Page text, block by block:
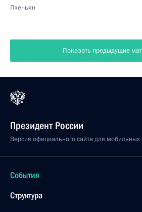
Пхеньян
Показать предыдущие
Президент России
Версия официального сайта для мобильных
События
Структура